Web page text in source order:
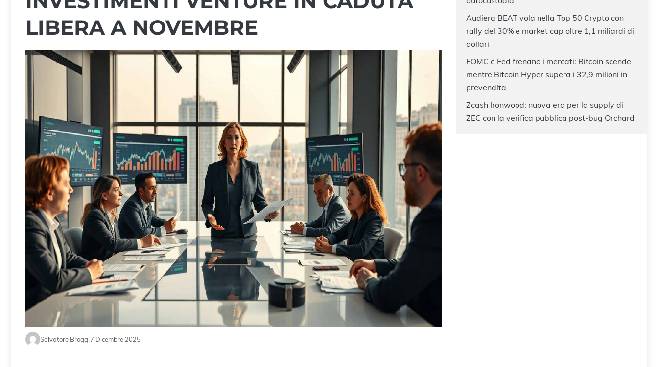
LIBERA A NOVEMBRE
Salvatore Broggi7 Dicembre 2025
Audiera BEAT vola nella Top 50 Crypto con
rally del 30% e market cap oltre 1,1 miliardi di
dollari
FOMC e Fed frenano i mercati: Bitcoin scende
mentre Bitcoin Hyper supera i 32,9 milioni in
prevendita
Zcash Ironwood: nuova era per la supply di
ZEC con la verifica pubblica post-bug Orchard